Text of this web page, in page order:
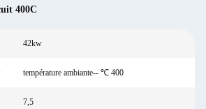
400C
42kw
température ambiante-- ℃ 400
7,5